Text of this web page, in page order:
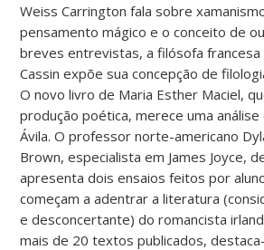
Weiss Carrington fala sobre
pensamento mágico e o conceito de
breves entrevistas, a filósofa francesa
Cassin expõe sua concepção de
O novo livro de Maria Esther Maciel,
produção poética, merece uma análise
Ávila. O professor norte-americano
Brown, especialista em James Joyce,
apresenta dois ensaios feitos por
começam a adentrar a literatura
e desconcertante) do romancista
mais de 20 textos publicados,